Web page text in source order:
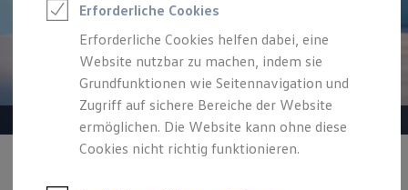
Elektroauto Leasing
Kleinwagen-Leasing
Leasing ohne Anzahlung
Finanzierung
Autokredit mit Schlussrate
Versicherungen und Garantien
Kfz-Versicherung
Restschuldversicherungen
Garantien
Gepflegt, geprüft und für gut befunden.
Erforderliche Cookies
Erforderliche Cookies helfen dabei, eine
Website nutzbar zu machen, indem sie
Grundfunktionen wie Seitennavigation und
Zugriff auf sichere Bereiche der Website
ermöglichen. Die Website kann ohne diese
Cookies nicht richtig funktionieren.